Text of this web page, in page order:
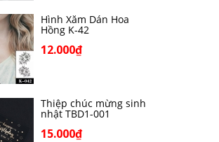
Hình Xăm Dán Hoa
Hồng K-42
12.000₫
Thiệp chúc mừng sinh
nhật TBD1-001
15.000₫